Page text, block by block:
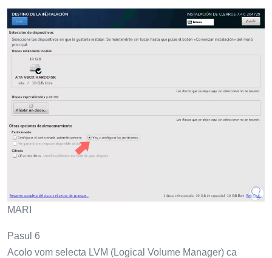
MARI
Pasul 6
Acolo vom selecta LVM (Logical Volume Manager) ca